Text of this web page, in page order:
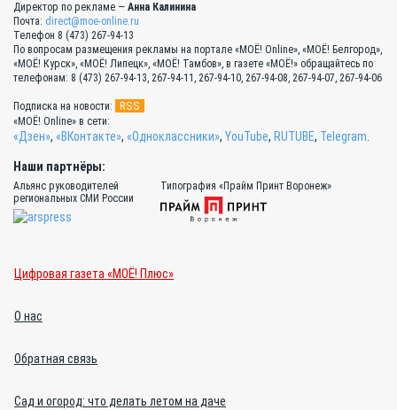
Директор по рекламе — Анна Калинина
Почта: direct@moe-online.ru
Телефон 8 (473) 267-94-13
По вопросам размещения рекламы на портале «МОЁ! Online», «МОЁ! Белгород»,
«МОЁ! Курск», «МОЁ! Липецк», «МОЁ! Тамбов», в газете «МОЁ!» обращайтесь по
телефонам: 8 (473) 267-94-13, 267-94-11, 267-94-10, 267-94-08, 267-94-07, 267-94-06
Подписка на новости: RSS
«МОЁ! Online» в сети:
«Дзен», «ВКонтакте», «Одноклассники», YouTube, RUTUBE, Telegram.
Наши партнёры:
Альянс руководителей
региональных СМИ России
Типография «Прайм Принт Воронеж»
Цифровая газета «МОЁ! Плюс»
О нас
Обратная связь
Сад и огород: что делать летом на даче